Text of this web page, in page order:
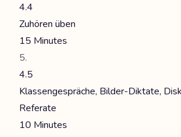
4.4
Zuhören üben
15 Minutes
4.5
Klassengespräche, Bilder-Diktate,
Referate
10 Minutes